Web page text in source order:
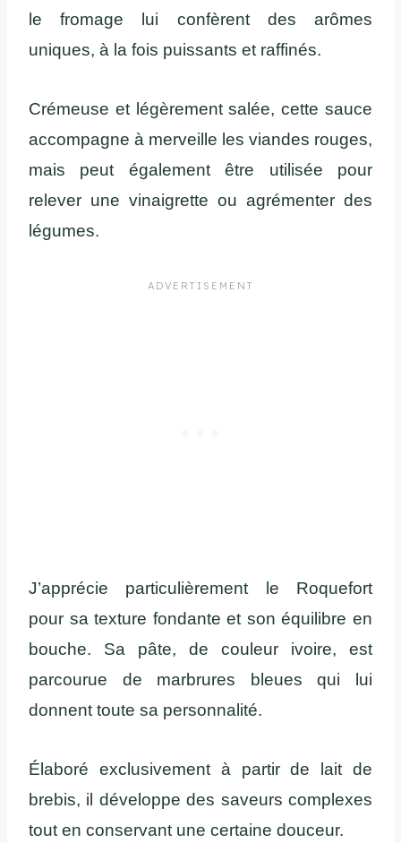
le fromage lui confèrent des arômes
uniques, à la fois puissants et raffinés.
Crémeuse et légèrement salée, cette sauce
accompagne à merveille les viandes rouges,
mais peut également être utilisée pour
relever une vinaigrette ou agrémenter des
légumes.
J’apprécie particulièrement le Roquefort
pour sa texture fondante et son équilibre en
bouche. Sa pâte, de couleur ivoire, est
parcourue de marbrures bleues qui lui
donnent toute sa personnalité.
Élaboré exclusivement à partir de lait de
brebis, il développe des saveurs complexes
tout en conservant une certaine douceur.